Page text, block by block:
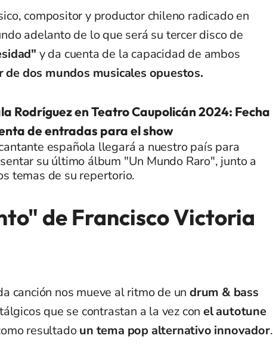
compositor y productor chileno radicado en
adelanto de lo que será su tercer disco de
y da cuenta de la capacidad de ambos
de dos mundos musicales opuestos.
Rodríguez en Teatro Caupolicán 2024: Fecha
de entradas para el show
española llegará a nuestro país para
su último álbum "Un Mundo Raro", junto a
temas de su repertorio.
de Francisco Victoria
canción nos mueve al ritmo de un drum & bass
que se contrastan a la vez con el autotune
resultadoun tema pop alternativo innovador.